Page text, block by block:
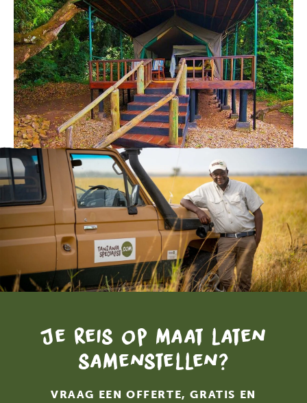
Je reis op maat laten
samenstellen?
VRAAG EEN OFFERTE, GRATIS EN